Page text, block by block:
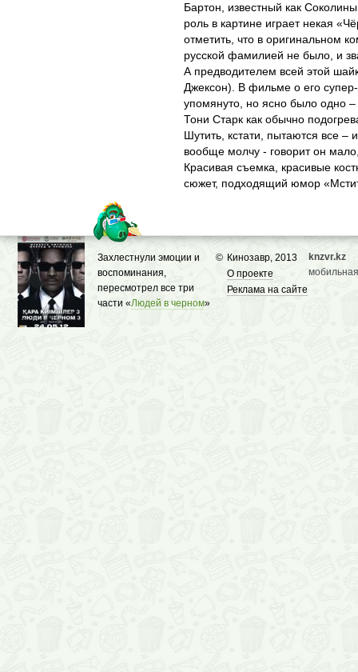
Бартон, известный как
роль в картине играет некая
отметить, что в оригинальном
русской фамилией не было, и
А предводителем всей этой
Джексон). В фильме о его
упомянуто, но ясно было одно –
Тони Старк как обычно
Шутить, кстати, пытаются все
вообще молчу - говорит он
Красивая съемка, красивые
сюжет, подходящий юмор
© Кинозавр, 2013
О проекте
Реклама на сайте
Захлестнули эмоции и
воспоминания,
пересмотрел все три
части «Людей в черном»
knzvr.kz